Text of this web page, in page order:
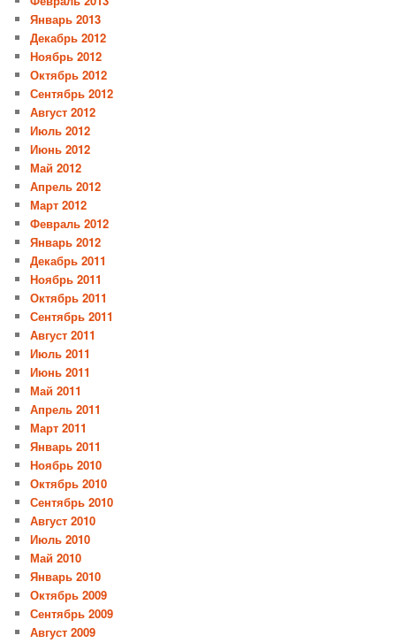
Январь 2013
Декабрь 2012
Ноябрь 2012
Октябрь 2012
Сентябрь 2012
Август 2012
Июль 2012
Июнь 2012
Май 2012
Апрель 2012
Март 2012
Февраль 2012
Январь 2012
Декабрь 2011
Ноябрь 2011
Октябрь 2011
Сентябрь 2011
Август 2011
Июль 2011
Июнь 2011
Май 2011
Апрель 2011
Март 2011
Январь 2011
Ноябрь 2010
Октябрь 2010
Сентябрь 2010
Август 2010
Июль 2010
Май 2010
Январь 2010
Октябрь 2009
Сентябрь 2009
Август 2009